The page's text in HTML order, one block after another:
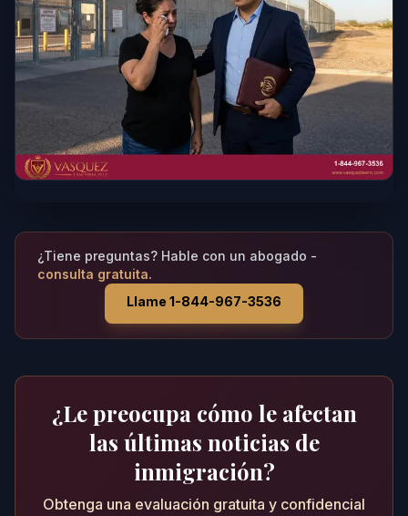
¿Tiene preguntas? Hable con un abogado -
consulta gratuita.
Llame 1-844-967-3536
¿Le preocupa cómo le afectan
las últimas noticias de
inmigración?
Obtenga una evaluación gratuita y confidencial